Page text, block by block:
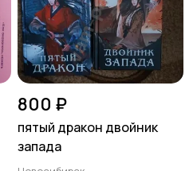
800 ₽
пятый дракон двойник
запада